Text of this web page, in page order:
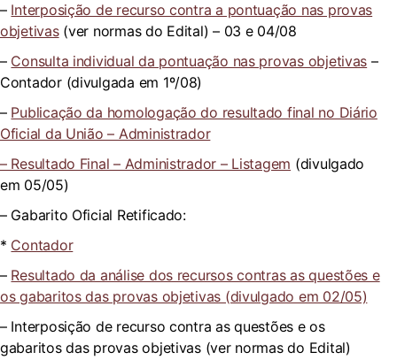
– Interposição de recurso contra a pontuação nas provas
objetivas(ver normas do Edital) – 03 e 04/08
– Consulta individual da pontuação nas provas objetivas –
Contador (divulgada em 1º/08)
– Publicação da homologação do resultado final no Diário
Oficial da União – Administrador
– Resultado Final – Administrador – Listagem (divulgado
em 05/05)
– Gabarito Oficial Retificado:
* Contador
– Resultado da análise dos recursos contras as questões e
os gabaritos das provas objetivas (divulgado em 02/05)
– Interposição de recurso contra as questões e os
gabaritos das provas objetivas (ver normas do Edital)